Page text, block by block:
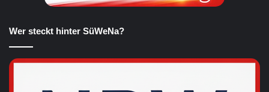
Wer steckt hinter SüWeNa?